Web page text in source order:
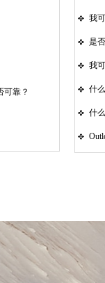
我
是
我
什
什
可靠？